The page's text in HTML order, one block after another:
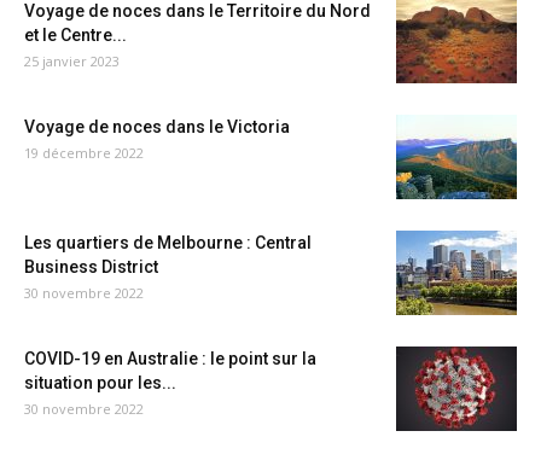
Voyage de noces dans le Territoire du Nord
et le Centre...
25 janvier 2023
Voyage de noces dans le Victoria
19 décembre 2022
Les quartiers de Melbourne : Central
Business District
30 novembre 2022
COVID-19 en Australie : le point sur la
situation pour les...
30 novembre 2022